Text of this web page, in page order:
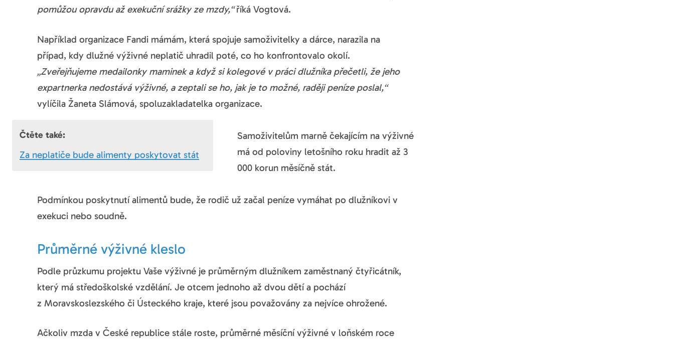
pomůžou opravdu až exekuční srážky ze mzdy,“říká Vogtová.
Například organizace Fandi mámám, která spojuje samoživitelky a dárce, narazila na
případ, kdy dlužné výživné neplatič uhradil poté, co ho konfrontovalo okolí.
„Zveřejňujeme medailonky maminek a když si kolegové v práci dlužníka přečetli, že jeho
expartnerka nedostává výživné, a zeptali se ho, jak je to možné, raději peníze poslal,“
vylíčila Žaneta Slámová, spoluzakladatelka organizace.
Čtěte také:
Za neplatiče bude alimenty poskytovat stát
Samoživitelům marně čekajícím na výživné
má od poloviny letošního roku hradit až 3
000 korun měsíčně stát.
Podmínkou poskytnutí alimentů bude, že rodič už začal peníze vymáhat po dlužníkovi v
exekuci nebo soudně.
Průměrné výživné kleslo
Podle průzkumu projektu Vaše výživné je průměrným dlužníkem zaměstnaný čtyřicátník,
který má středoškolské vzdělání. Je otcem jednoho až dvou dětí a pochází
z Moravskoslezského či Ústeckého kraje, které jsou považovány za nejvíce ohrožené.
Ačkoliv mzda v České republice stále roste, průměrné měsíční výživné v loňském roce